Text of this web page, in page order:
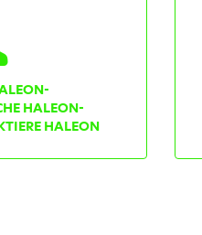
HALEON-
HALEON